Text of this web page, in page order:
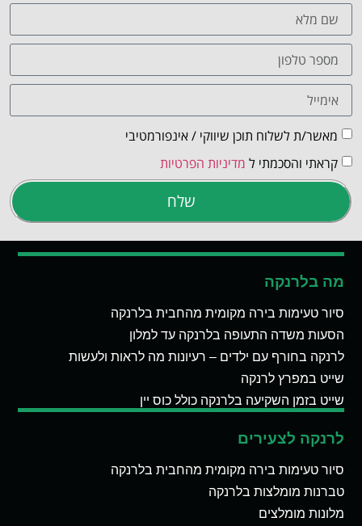
מאשר/ת לשלוח תוכן שיווקי / אינפורמטיבי
קראתי והסכמתי ל מדיניות הפרטיות
שלח
מה בלרנקה
סיור טעימות בירה מקומית מהחבית בלרנקה
הסעות משדה התעופה בלרנקה עד למלון
לרנקה בחורף עם ילדים – רעיונות מה לראות ולעשות
שייט במפרץ לרנקה
שייט בזמן השקיעה בלרנקה כולל כוס יין
לרנקה לצעירים
סיור טעימות בירה מקומית מהחבית בלרנקה
טברנות מומלצות בלרנקה
מלונות מומלצים